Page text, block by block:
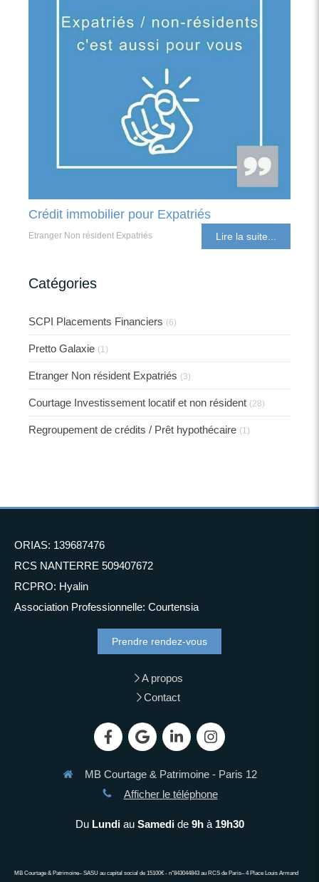
Crédit immobilier pour Expatriés
Etranger Non résident Expatriés Lire la suite...
Catégories
SCPI Placements Financiers (6)
Pretto Galaxie (1)
Etranger Non résident Expatriés (3)
Courtage Investissement locatif et non résident (28)
Regroupement de crédits / Prêt hypothécaire (1)
ORIAS: 139687476
RCS NANTERRE 509407672
RCPRO: Hyalin
Association Professionnelle: Courtensia
Prendre rendez-vous
A propos
Contact
MB Courtage & Patrimoine - Paris 12
Afficher le téléphone
Du Lundiau Samedide 9hà 19h30
MB Courtage & Patrimoine– SASU au capital social de 15100€ - n°843044843 au RCS de Paris– 4 Place Louis Armand